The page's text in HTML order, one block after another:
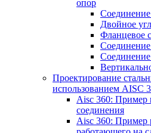
опор
Двойное
Фланцевое
Проектирование
использованием AISC
Aisc 360: Пример
соединения
Aisc 360: Пример